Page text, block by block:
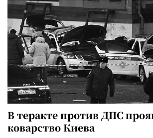
В теракте против ДПС
коварство Киева